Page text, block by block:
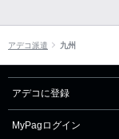
アデコ派遣 九州
アデコに登録
MyPagログイン